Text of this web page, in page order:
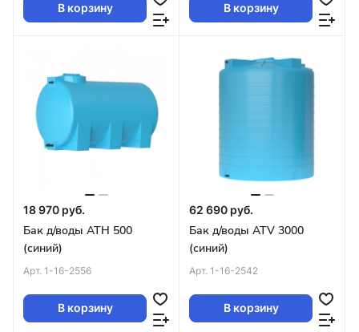
В корзину В корзину
18 970 руб.
Бак д/воды ATH 500
(синий)
Арт. 1-16-2556
В корзину
62 690 руб.
Бак д/воды ATV 3000
(синий)
Арт. 1-16-2542
В корзину